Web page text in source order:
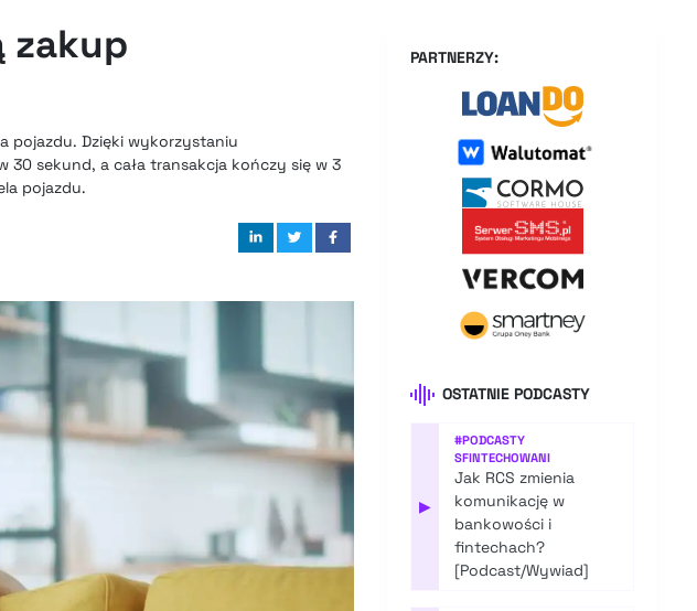
zakup
pojazdu. Dzięki wykorzystaniu
sekund, a cała transakcja kończy się w 3
pojazdu.
PARTNERZY:
OSTATNIE PODCASTY
▶
#PODCASTY
SFINTECHOWANI
Jak RCS zmienia
komunikację w
bankowości i
fintechach?
[Podcast/Wywiad]